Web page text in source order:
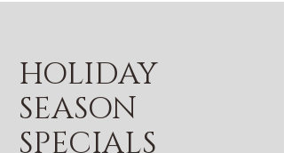
HOLIDAY
SEASON
SPECIALS